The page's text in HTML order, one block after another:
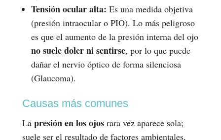
Tensión ocular alta: Es una medida objetiva
(presión intraocular o PIO). Lo más peligroso
es que el aumento de la presión interna del ojo
no suele doler ni sentirse, por lo que puede
dañar el nervio óptico de forma silenciosa
(Glaucoma).
Causas más comunes
La presión en los ojosrara vez aparece sola;
suele ser el resultado de factores ambientales,